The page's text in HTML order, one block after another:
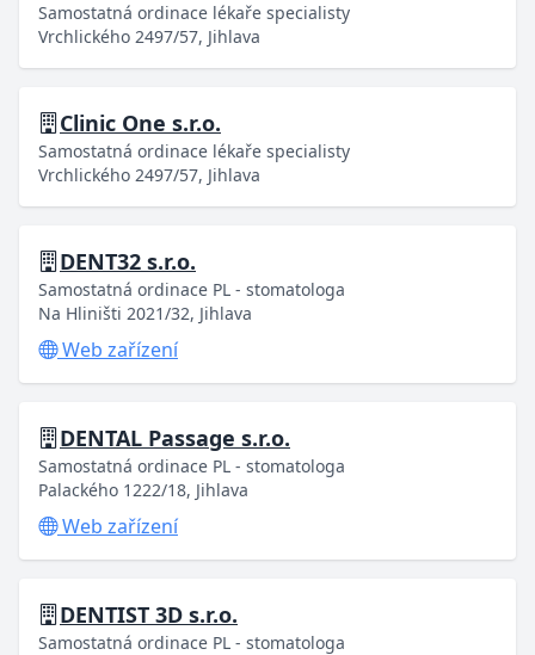
Samostatná ordinace lékaře specialisty
Vrchlického 2497/57, Jihlava
Clinic One s.r.o.
Samostatná ordinace lékaře specialisty
Vrchlického 2497/57, Jihlava
DENT32 s.r.o.
Samostatná ordinace PL - stomatologa
Na Hliništi 2021/32, Jihlava
Web zařízení
DENTAL Passage s.r.o.
Samostatná ordinace PL - stomatologa
Palackého 1222/18, Jihlava
Web zařízení
DENTIST 3D s.r.o.
Samostatná ordinace PL - stomatologa